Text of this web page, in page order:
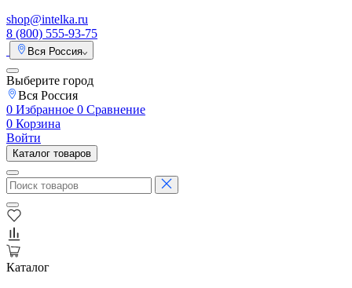
shop@intelka.ru
8 (800) 555-93-75
Вся Россия
Выберите город
Вся Россия
0 Избранное 0 Сравнение
0 Корзина
Войти
Каталог товаров
Каталог